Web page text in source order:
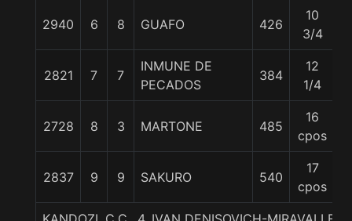
2940 6 8 GUAFO 426
10
3/4
2821 7 7
INMUNE DE
PECADOS
384
12
1/4
2728 8 3 MARTONE 485
16
cpos
2837 9 9 SAKURO 540
17
cpos